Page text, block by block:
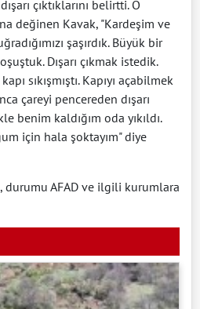
çıktıklarını belirtti. O
değinen Kavak, "Kardeşim ve
şaşırdık. Büyük bir
Dışarı çıkmak istedik.
sıkışmıştı. Kapıyı açabilmek
çareyi pencereden dışarı
benim kaldığım oda yıkıldı.
için hala şoktayım" diye
durumu AFAD ve ilgili kurumlara